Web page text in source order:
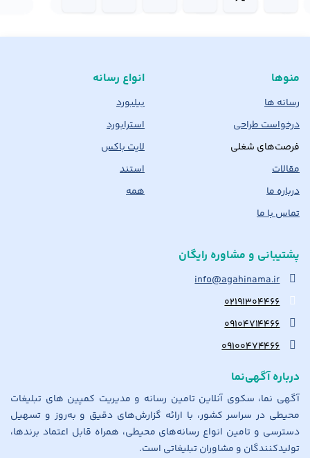
منوها
رسانه ها
درخواست طراحی
فرصت‌های شغلی
مقالات
درباره ما
تماس با ما
انواع رسانه
بیلبورد
استرابورد
لایت باکس
استند
همه
پشتیبانی و مشاوره رایگان
info@agahinama.ir
۰۲۱۹۱۳۰۴۴۶۶
۰۹۱۰۴۷۱۴۴۶۶
۰۹۱۰۰۴۷۴۴۶۶
درباره آگهی‌نما
آگهی نما، سکوی آنلاین تامین رسانه و مدیریت کمپین های تبلیغات
محیطی در سراسر کشور، با ارائه گزارش‌های دقیق و به‌روز و تسهیل
دسترسی و تامین انواع رسانه‌های محیطی، همراه قابل اعتماد برندها،
تولیدکنندگان و مشاوران تبلیغاتی است.